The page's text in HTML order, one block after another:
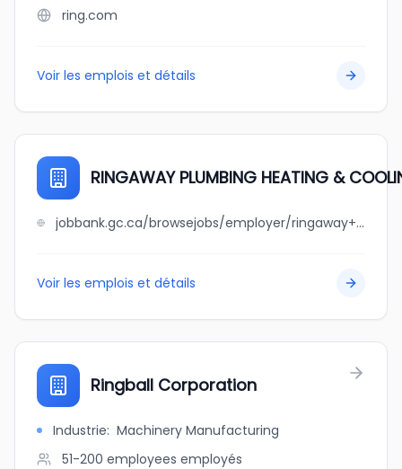
ring.com
Voir les emplois et détails
RINGAWAY PLUMBING HEATING &
jobbank.gc.ca/browsejobs/employer/ringaway+plumbing+heating+%26+cooling+ltd./ca
Voir les emplois et détails
Ringball Corporation
Industrie: Machinery Manufacturing
51-200 employees employés